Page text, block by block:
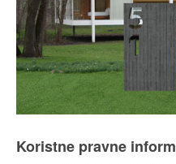
Koristne pravne